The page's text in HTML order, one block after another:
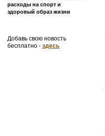
расходы на спорт и
здоровый образ жизни
Добавь свою новость
бесплатно - здесь